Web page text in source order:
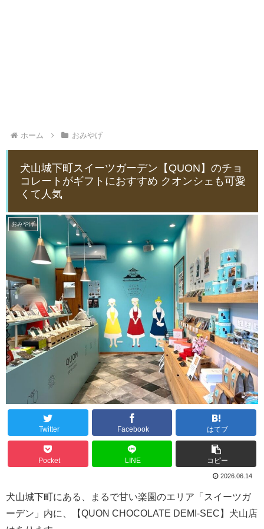
ホーム おみやげ
犬山城下町スイーツガーデン【QUON】のチョ
コレートがギフトにおすすめ クオンシェも可愛
くて人気
おみやげ
Twitter Facebook はてブ
Pocket LINE コピー
2026.06.14
犬山城下町にある、まるで甘い楽園のエリア「スイーツガ
ーデン」内に、【QUON CHOCOLATE DEMI-SEC】犬山店